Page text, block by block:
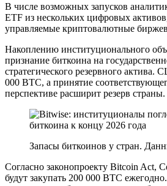
В числе возможных запусков
ETF из нескольких цифровых
управляемые криптовалютные
Накоплению институционального
признание биткоина на
стратегического резервного
000 BTC, а принятие
перспективе расширит резерв страны.
Запасы биткоинов у стран.
Согласно законопроекту Bitcoin Act,
будут закупать 200 000 BTC